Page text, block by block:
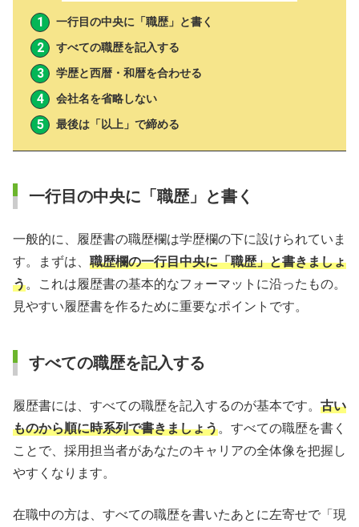
一行目の中央に「職歴」と書く
すべての職歴を記入する
学歴と西暦・和暦を合わせる
会社名を省略しない
最後は「以上」で締める
一行目の中央に「職歴」と書く
一般的に、履歴書の職歴欄は学歴欄の下に設けられていま
す。まずは、 職歴欄の一行目中央に「職歴」と書きましょ
う。これは履歴書の基本的なフォーマットに沿ったもの。
見やすい履歴書を作るために重要なポイントです。
すべての職歴を記入する
履歴書には、すべての職歴を記入するのが基本です。 古い
ものから順に時系列で書きましょう。すべての職歴を書く
ことで、採用担当者があなたのキャリアの全体像を把握し
やすくなります。
在職中の方は、すべての職歴を書いたあとに左寄せで「現